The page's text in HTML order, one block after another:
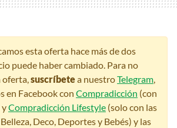
esta oferta hace más de dos
puede haber cambiado. Para no
oferta,suscríbetea nuestroTelegram,
en Facebook con Compradicción (con
yCompradicción Lifestyle (solo con las
Deco, Deportes y Bebés) y las